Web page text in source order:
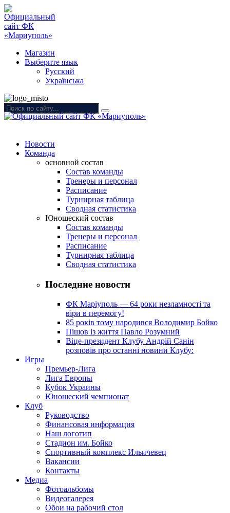
Магазин
Выберите язык
Русский
Українська
Новости
Команда
основной состав
Состав команды
Тренеры и персонал
Расписание
Турнирная таблица
Сводная статистика
Юношеский состав
Состав команды
Тренеры и персонал
Расписание
Турнирная таблица
Сводная статистика
Последние новости
ФК Маріуполь — 64 роки незламності та
віри в перемогу!
85 років тому народився Володимир Бойко
Пішов із життя Павло Розумний
Віце-президент Клубу Андрій Санін
розповів про останні новини Клубу:
Игры
Премьер-Лига
Лига Европы
Кубок Украины
Юношеский чемпионат
Клуб
Руководство
Финансовая информация
Наш логотип
Стадион им. Бойко
Спортивный комплекс Ильичевец
Вакансии
Контакты
Медиа
Фотоальбомы
Видеогалерея
Обои на рабочий стол